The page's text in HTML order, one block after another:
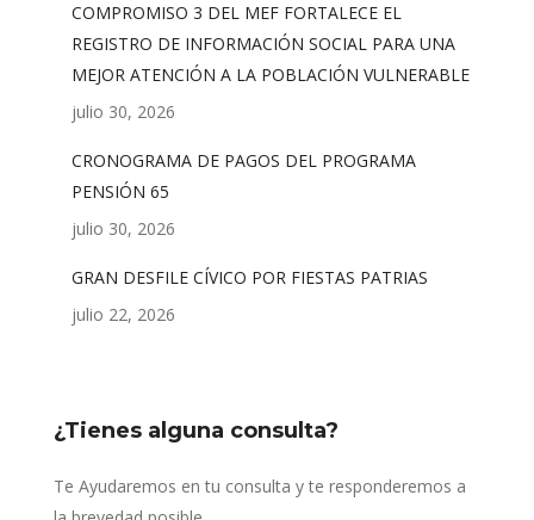
COMPROMISO 3 DEL MEF FORTALECE EL
REGISTRO DE INFORMACIÓN SOCIAL PARA UNA
MEJOR ATENCIÓN A LA POBLACIÓN VULNERABLE
julio 30, 2026
CRONOGRAMA DE PAGOS DEL PROGRAMA
PENSIÓN 65
julio 30, 2026
GRAN DESFILE CÍVICO POR FIESTAS PATRIAS
julio 22, 2026
¿Tienes alguna consulta?
Te Ayudaremos en tu consulta y te responderemos a